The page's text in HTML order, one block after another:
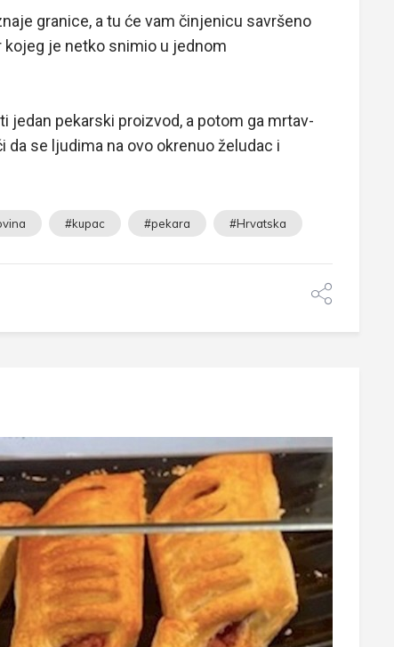
granice, a tu će vam činjenicu savršeno
je netko snimio u jednom
jedan pekarski proizvod, a potom ga mrtav-
da se ljudima na ovo okrenuo želudac i
#kupac #pekara #Hrvatska